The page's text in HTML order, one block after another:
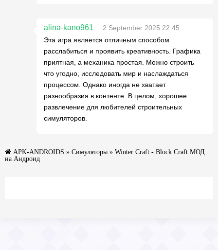
alina-kano961
2 September 2025 22:45
Эта игра является отличным способом
расслабиться и проявить креативность. Графика
приятная, а механика простая. Можно строить
что угодно, исследовать мир и наслаждаться
процессом. Однако иногда не хватает
разнообразия в контенте. В целом, хорошее
развлечение для любителей строительных
симуляторов.
APK-ANDROIDS » Симуляторы » Winter Craft - Block Craft МОД
на Андроид